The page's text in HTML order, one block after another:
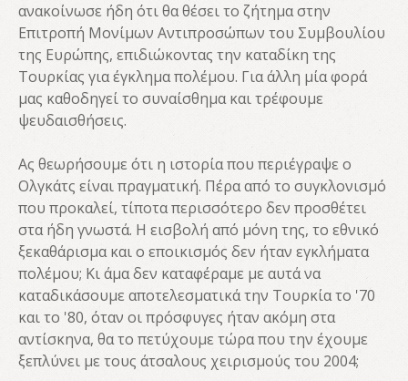
ανακοίνωσε ήδη ότι θα θέσει το ζήτημα στην
Επιτροπή Μονίμων Αντιπροσώπων του Συμβουλίου
της Ευρώπης, επιδιώκοντας την καταδίκη της
Τουρκίας για έγκλημα πολέμου. Για άλλη μία φορά
μας καθοδηγεί το συναίσθημα και τρέφουμε
ψευδαισθήσεις.
Ας θεωρήσουμε ότι η ιστορία που περιέγραψε ο
Ολγκάτς είναι πραγματική. Πέρα από το συγκλονισμό
που προκαλεί, τίποτα περισσότερο δεν προσθέτει
στα ήδη γνωστά. Η εισβολή από μόνη της, το εθνικό
ξεκαθάρισμα και ο εποικισμός δεν ήταν εγκλήματα
πολέμου; Κι άμα δεν καταφέραμε με αυτά να
καταδικάσουμε αποτελεσματικά την Τουρκία το '70
και το '80, όταν οι πρόσφυγες ήταν ακόμη στα
αντίσκηνα, θα το πετύχουμε τώρα που την έχουμε
ξεπλύνει με τους άτσαλους χειρισμούς του 2004;